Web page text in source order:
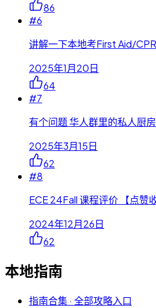
86
#6
讲解一下本地考First Aid/
2025年1月20日
64
#7
有个问题 华人群里的私人厨
2025年3月15日
62
#8
ECE 24Fall 课程评价 【点赞
2024年12月26日
62
本地指南
指南合集 · 全部攻略入口